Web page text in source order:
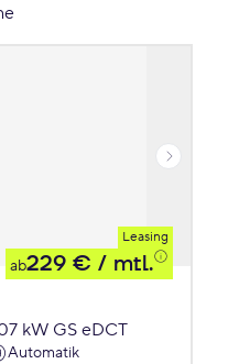
Leasing
ab229 € / mtl.
kW GS eDCT
Automatik